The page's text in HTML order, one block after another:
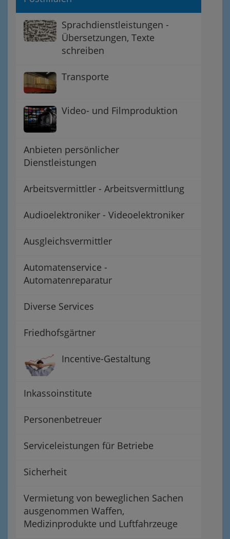
Sprachdienstleistungen -
Übersetzungen, Texte
schreiben
Transporte
Video- und Filmproduktion
Anbieten persönlicher
Dienstleistungen
Arbeitsvermittler - Arbeitsvermittlung
Audioelektroniker - Videoelektroniker
Ausgleichsvermittler
Automatenservice -
Automatenreparatur
Diverse Services
Friedhofsgärtner
Incentive-Gestaltung
Inkassoinstitute
Personenbetreuer
Serviceleistungen für Betriebe
Sicherheit
Vermietung von beweglichen Sachen
ausgenommen Waffen,
Medizinprodukte und Luftfahrzeuge